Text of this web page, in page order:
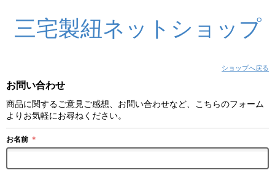
三宅製紐ネットショップ
ショップへ戻る
お問い合わせ
商品に関するご意見ご感想、お問い合わせなど、こちらのフォーム
よりお気軽にお尋ねください。
お名前 ＊